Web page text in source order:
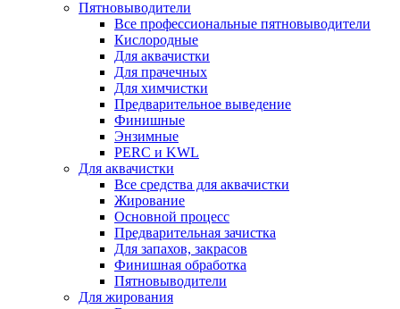
Пятновыводители
Все профессиональные пятновыводители
Кислородные
Для аквачистки
Для прачечных
Для химчистки
Предварительное выведение
Финишные
Энзимные
PERC и KWL
Для аквачистки
Все средства для аквачистки
Жирование
Основной процесс
Предварительная зачистка
Для запахов, закрасов
Финишная обработка
Пятновыводители
Для жирования